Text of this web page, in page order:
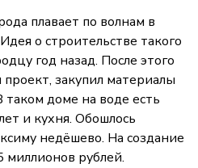
плавает по волнам в
о строительстве такого
год назад. После этого
закупил материалы
таком доме на воде есть
и кухня. Обошлось
недёшево. На создание
миллионов рублей.